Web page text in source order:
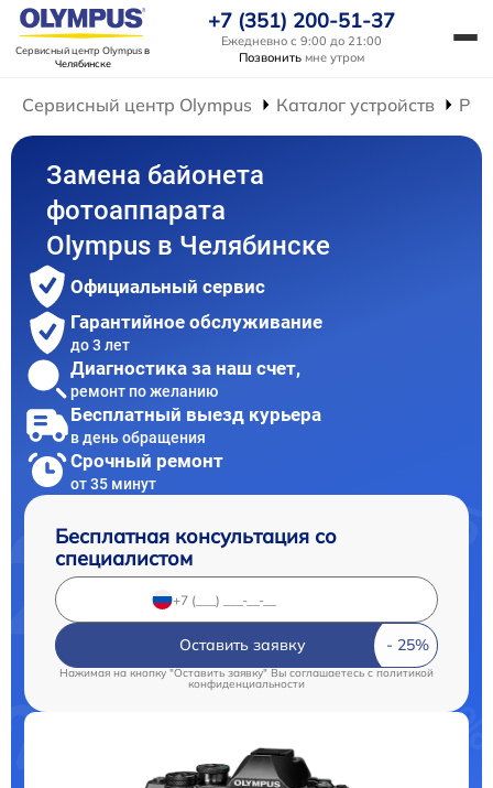
Сервисный центр Olympusв
Челябинске
+7 (351) 200-51-37
Ежедневно с 9:00 до 21:00
Позвонить мне утром
Сервисный центр Olympus Каталог устройств
Замена байонета
фотоаппарата
Olympus в Челябинске
Официальный сервис
Гарантийное обслуживание
до 3 лет
Диагностика за наш счет,
ремонт по желанию
Бесплатный выезд курьера
в день обращения
Срочный ремонт
от 35 минут
Бесплатная консультация со
специалистом
Оставить заявку
Нажимая на кнопку "Оставить заявку" Вы соглашаетесь c политикой
конфиденциальности